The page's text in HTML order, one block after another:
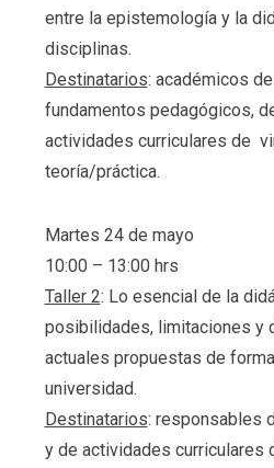
entre la epistemología y la
disciplinas.
Destinatarios: académicos
fundamentos pedagógicos,
actividades curriculares de
teoría/práctica.
Martes 24 de mayo
10:00 – 13:00 hrs
Taller 2: Lo esencial de la
posibilidades, limitaciones y
actuales propuestas de
universidad.
Destinatarios: responsables
y de actividades curriculares